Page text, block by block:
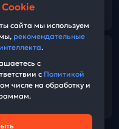
к ОГЭ-2026 по биологии
цикл клетки |
к ОГЭ-2026 по биологии
сайта мы используем
рекомендательные
.
с
с Политикой
числе на обработку и